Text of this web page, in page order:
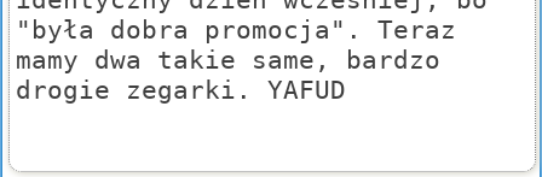
"była dobra promocja". Teraz
mamy dwa takie same, bardzo
drogie zegarki. YAFUD